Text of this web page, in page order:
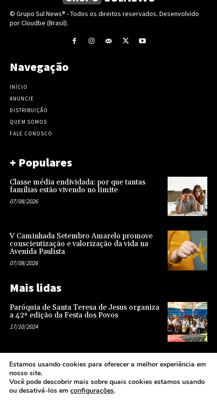
© Grupo Sul News® - Todos os direitos reservados. Desenvolvido
por Cloudbe (Brasil).
Navegação
INÍCIO
ANUNCIE
DISTRIBUIÇÃO
QUEM SOMOS
FALE CONOSCO
+ Populares
Classe média endividada: por que tantas
famílias estão vivendo no limite
07/08/2026
V Caminhada Setembro Amarelo promove
conscientização e valorização da vida na
Avenida Paulista
07/08/2026
Mais lidas
Paróquia de Santa Teresa de Jesus organiza
a 42ª edição da Festa dos Povos
17/10/2024
Representatividade na infância: o papel da
escola na formação de uma sociedade mais
justa e equitativa
26/04/2024
Estamos usando cookies para oferecer a melhor experiência em
nosso site.
Você pode descobrir mais sobre quais cookies estamos usando
ou desativá-los em configurações.